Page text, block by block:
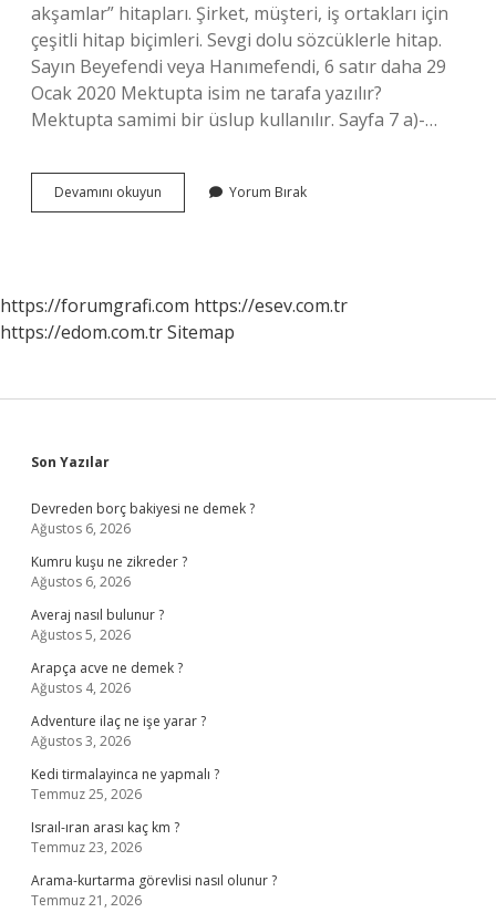
akşamlar” hitapları. Şirket, müşteri, iş ortakları için
çeşitli hitap biçimleri. Sevgi dolu sözcüklerle hitap.
Sayın Beyefendi veya Hanımefendi, 6 satır daha 29
Ocak 2020 Mektupta isim ne tarafa yazılır?
Mektupta samimi bir üslup kullanılır. Sayfa 7 a)-…
Devamını okuyun
Mektupta
Yorum Bırak
https://forumgrafi.com https://esev.com.tr
https://edom.com.trSitemap
Sidebar
Son Yazılar
Devreden borç bakiyesi ne demek ?
Ağustos 6, 2026
Kumru kuşu ne zikreder ?
Ağustos 6, 2026
Averaj nasıl bulunur ?
Ağustos 5, 2026
Arapça acve ne demek ?
Ağustos 4, 2026
Adventure ilaç ne işe yarar ?
Ağustos 3, 2026
Kedi tirmalayinca ne yapmalı ?
Temmuz 25, 2026
Israıl-ıran arası kaç km ?
Temmuz 23, 2026
Arama-kurtarma görevlisi nasıl olunur ?
Temmuz 21, 2026